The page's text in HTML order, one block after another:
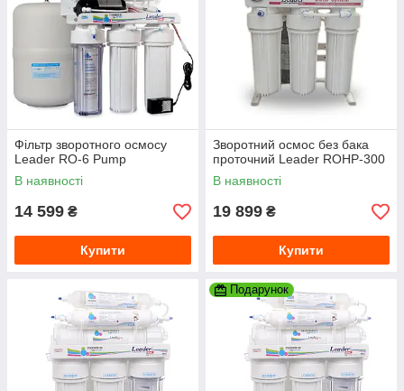
Фільтр зворотного осмосу
Leader RO-6 Pump
В наявності
14 599 ₴
Купити
Зворотний осмос без бака
проточний Leader ROHP-300
В наявності
19 899 ₴
Купити
Подарунок